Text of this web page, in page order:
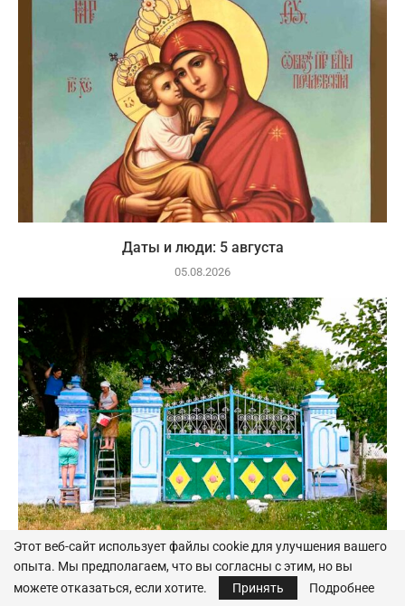
Даты и люди: 5 августа
05.08.2026
Даты и люди: 31 июля
31.07.2026
Этот веб-сайт использует файлы cookie для улучшения вашего
опыта. Мы предполагаем, что вы согласны с этим, но вы
можете отказаться, если хотите.
Принять Подробнее